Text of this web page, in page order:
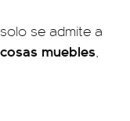
se admite a
muebles,